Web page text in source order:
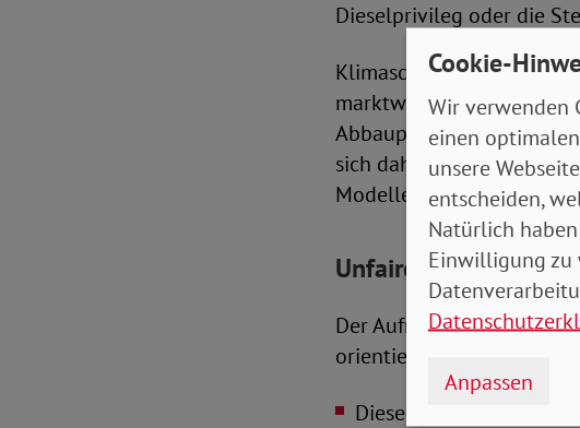
Dieselprivileg oder die
Klimaschädliche
marktwirtschaftlich
Abbauplan für
sich daher an einem
Modelle.
Unfaire Regelungen
Der Aufruf enthält fünf
orientierte
Dieselprivileg abschaffen
Cookie-
Wir verwenden
einen
unsere
entscheiden,
Natürlich
Einwilligung zu
Anpassen